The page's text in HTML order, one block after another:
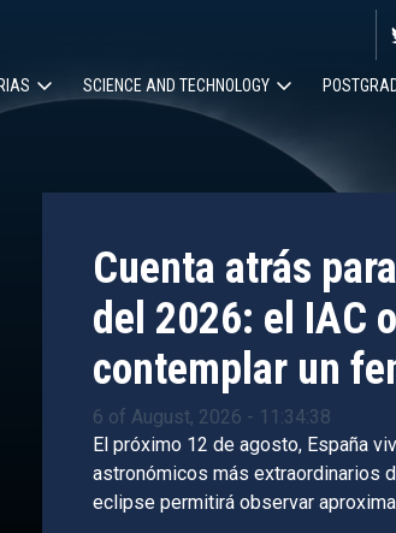
SCIENCE AND TECHNOLOGY
Cuenta atrás
del 2026: el IAC
contemplar un
6 of August, 2026 - 11:34:38
El próximo 12 de agosto, España
astronómicos más extraordinarios
eclipse permitirá observar